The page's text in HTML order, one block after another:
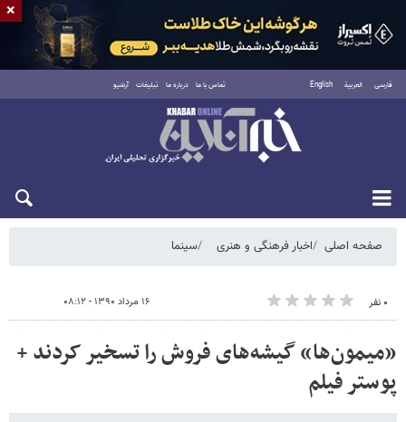
فارسی العربية English تماس با ما درباره ما تبلیغات آرشیو
یکشنبه ۱۸ مرداد ۱۴۰۵
صفحه اصلی اخبار فرهنگی و هنری سینما
۰ نفر ۱۶ مرداد ۱۳۹۰ - ۰۸:۱۲
«میمون‌ها» گیشه‌های فروش را تسخیر کردند +
پوستر فیلم
×